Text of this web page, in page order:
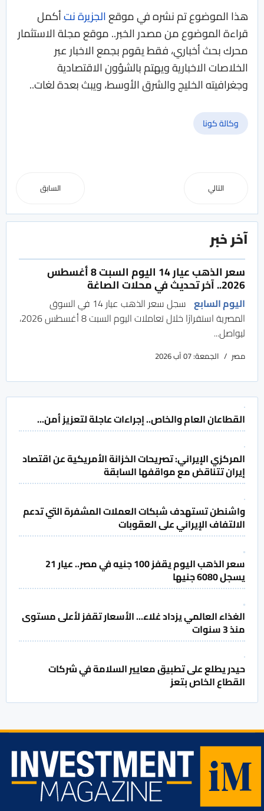
هذا الموضوع تم نشره في موقعالجزيرة نتأكمل
قراءة الموضوع من مصدر الخبر.. موقع مجلة الاستثمار
محرك بحث أخباري، فقط يقوم بجمع الاخبار عبر
الخلاصات الاخبارية ويهتم بالشؤون الاقتصادية
وجغرافيته الخليج والشرق الأوسط، ويبث بعدة لغات..
وكالة كونا
السابق التالي
آخر خبر
سعر الذهب عيار 14 اليوم السبت 8 أغسطس
2026.. آخر تحديث في محلات الصاغة
اليوم السابع
سجل سعر الذهب عيار 14 في السوق
المصرية استقرارًا خلال تعاملات اليوم السبت 8 أغسطس 2026،
ليواصل...
مصر الجمعة: 07 آب 2026
القطاعان العام والخاص.. إجراءات عاجلة لتعزيز أمن...
المركزي الإيراني: تصريحات الخزانة الأمريكية عن اقتصاد
إيران تتناقض مع مواقفها السابقة
واشنطن تستهدف شبكات العملات المشفرة التي تدعم
الالتفاف الإيراني على العقوبات
سعر الذهب اليوم يقفز 100 جنيه في مصر.. عيار 21
يسجل 6080 جنيها
الغذاء العالمي يزداد غلاء... الأسعار تقفز لأعلى مستوى
منذ 3 سنوات
حيدر يطلع على تطبيق معايير السلامة في شركات
القطاع الخاص بتعز